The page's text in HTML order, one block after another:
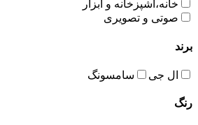
خانه،آشپزخانه و ابزار
صوتی و تصویری
برند
ال جی سامسونگ
رنگ